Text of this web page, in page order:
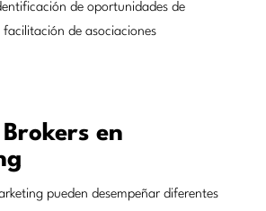
de oportunidades de
de asociaciones
en
pueden desempeñar diferentes